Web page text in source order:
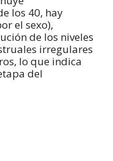
los 40, hay
el sexo),
de los niveles
irregulares
lo que indica
del